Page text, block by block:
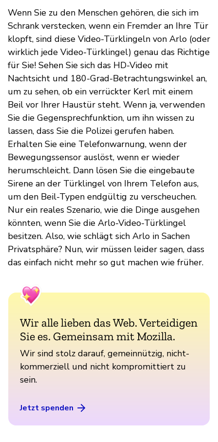
Wenn Sie zu den Menschen gehören, die sich im
Schrank verstecken, wenn ein Fremder an Ihre Tür
klopft, sind diese Video-Türklingeln von Arlo (oder
wirklich jede Video-Türklingel) genau das Richtige
für Sie! Sehen Sie sich das HD-Video mit
Nachtsicht und 180-Grad-Betrachtungswinkel an,
um zu sehen, ob ein verrückter Kerl mit einem
Beil vor Ihrer Haustür steht. Wenn ja, verwenden
Sie die Gegensprechfunktion, um ihn wissen zu
lassen, dass Sie die Polizei gerufen haben.
Erhalten Sie eine Telefonwarnung, wenn der
Bewegungssensor auslöst, wenn er wieder
herumschleicht. Dann lösen Sie die eingebaute
Sirene an der Türklingel von Ihrem Telefon aus,
um den Beil-Typen endgültig zu verscheuchen.
Nur ein reales Szenario, wie die Dinge ausgehen
könnten, wenn Sie die Arlo-Video-Türklingel
besitzen. Also, wie schlägt sich Arlo in Sachen
Privatsphäre? Nun, wir müssen leider sagen, dass
das einfach nicht mehr so gut machen wie früher.
Wir alle lieben das Web. Verteidigen
Sie es. Gemeinsam mit Mozilla.
Wir sind stolz darauf, gemeinnützig, nicht-
kommerziell und nicht kompromittiert zu
sein.
Jetzt spenden